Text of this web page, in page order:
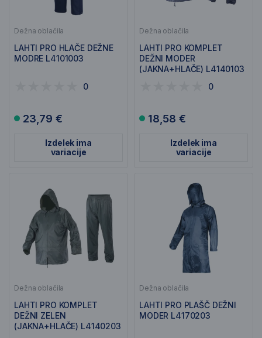
Dežna oblačila
LAHTI PRO HLAČE DEŽNE
MODRE L4101003
0
23,79 €
Izdelek ima
variacije
Dežna oblačila
LAHTI PRO KOMPLET
DEŽNI MODER
(JAKNA+HLAČE) L4140103
0
18,58 €
Izdelek ima
variacije
Dežna oblačila
LAHTI PRO KOMPLET
DEŽNI ZELEN
(JAKNA+HLAČE) L4140203
Dežna oblačila
LAHTI PRO PLAŠČ DEŽNI
MODER L4170203